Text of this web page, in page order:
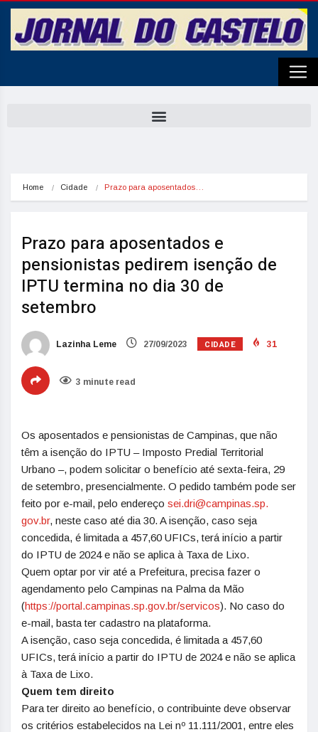
Home Cidade Prazo para aposentados…
Prazo para aposentados e
pensionistas pedirem isenção de
IPTU termina no dia 30 de
setembro
Lazinha Leme 27/09/2023 CIDADE 31
3 minute read
Os aposentados e pensionistas de Campinas, que não
têm a isenção do IPTU – Imposto Predial Territorial
Urbano –, podem solicitar o benefício até sexta-feira, 29
de setembro, presencialmente. O pedido também pode ser
feito por e-mail, pelo endereço sei.dri@campinas.sp.
gov.br, neste caso até dia 30. A isenção, caso seja
concedida, é limitada a 457,60 UFICs, terá início a partir
do IPTU de 2024 e não se aplica à Taxa de Lixo.
Quem optar por vir até a Prefeitura, precisa fazer o
agendamento pelo Campinas na Palma da Mão
(https://portal.campinas.sp.gov.br/servicos). No caso do
e-mail, basta ter cadastro na plataforma.
A isenção, caso seja concedida, é limitada a 457,60
UFICs, terá início a partir do IPTU de 2024 e não se aplica
à Taxa de Lixo.
Quem tem direito
Para ter direito ao benefício, o contribuinte deve observar
os critérios estabelecidos na Lei nº 11.111/2001, entre eles